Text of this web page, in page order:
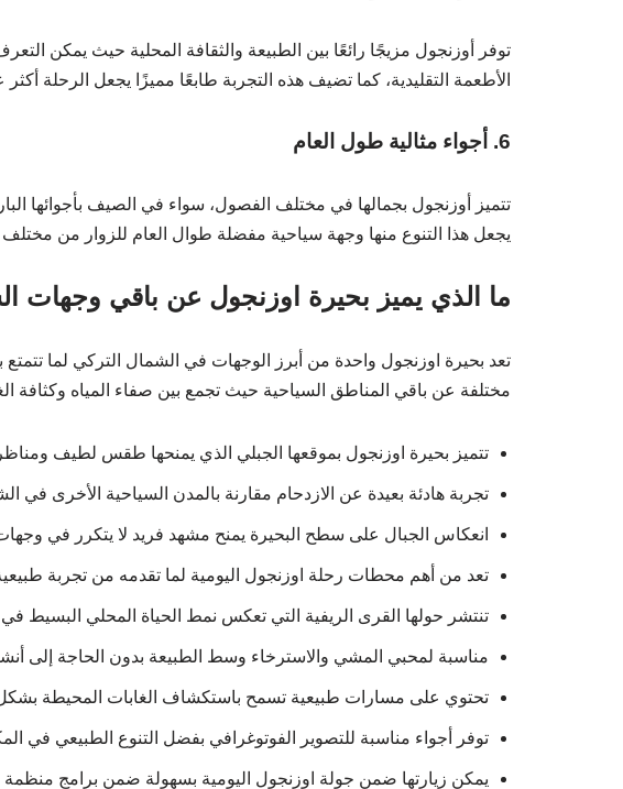
توفر أوزنجول مزيجًا رائعًا بين الطبيعة والثقافة المحلية حيث يمكن
الأطعمة التقليدية، كما تضيف هذه التجربة طابعًا مميزًا يجعل الرحلة أكثر
6. أجواء مثالية طول العام
تتميز أوزنجول بجمالها في مختلف الفصول، سواء في الصيف بأجوائها
يجعل هذا التنوع منها وجهة سياحية مفضلة طوال العام للزوار من مختلف
ما الذي يميز بحيرة اوزنجول عن باقي وجهات
تعد بحيرة اوزنجول واحدة من أبرز الوجهات في الشمال التركي لما
مختلفة عن باقي المناطق السياحية حيث تجمع بين صفاء المياه وكثافة
تتميز بحيرة اوزنجول بموقعها الجبلي الذي يمنحها طقس لطيف
تجربة هادئة بعيدة عن الازدحام مقارنة بالمدن السياحية الأخرى في
انعكاس الجبال على سطح البحيرة يمنح مشهد فريد لا يتكرر في
تعد من أهم محطات رحلة اوزنجول اليومية لما تقدمه من تجربة
تنتشر حولها القرى الريفية التي تعكس نمط الحياة المحلي البسيط
مناسبة لمحبي المشي والاسترخاء وسط الطبيعة بدون الحاجة إلى
تحتوي على مسارات طبيعية تسمح باستكشاف الغابات المحيطة
توفر أجواء مناسبة للتصوير الفوتوغرافي بفضل التنوع الطبيعي في
يمكن زيارتها ضمن جولة اوزنجول اليومية بسهولة ضمن برامج